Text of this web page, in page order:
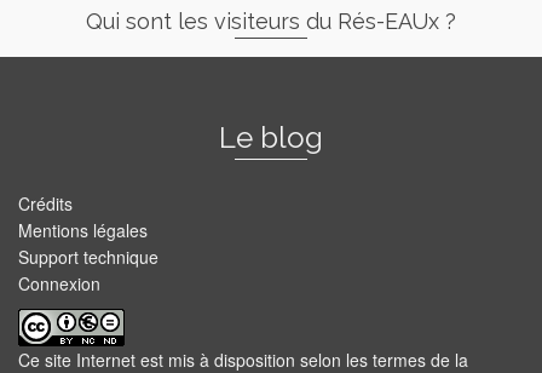
Qui sont les visiteurs du Rés-EAUx ?
Le blog
Crédits
Mentions légales
Support technique
Connexion
Ce site Internet est mis à disposition selon les termes de la